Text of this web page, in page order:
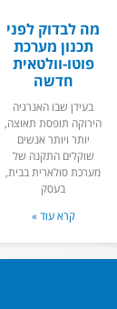
מה לבדוק לפני
תכנון מערכת
פוטו-וולטאית
חדשה
בעידן שבו האנרגיה
הירוקה תופסת תאוצה,
יותר ויותר אנשים
שוקלים התקנה של
מערכת סולארית בבית,
בעסק
קרא עוד »